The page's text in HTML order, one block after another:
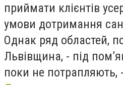
приймати клієнтів
умови дотримання
Однак ряд областей,
Львівщина, - під пом’
поки не потрапляють,